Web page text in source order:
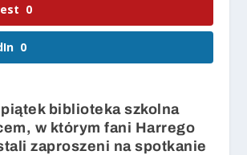
0
0
biblioteka szkolna
w którym fani Harrego
zaproszeni na spotkanie